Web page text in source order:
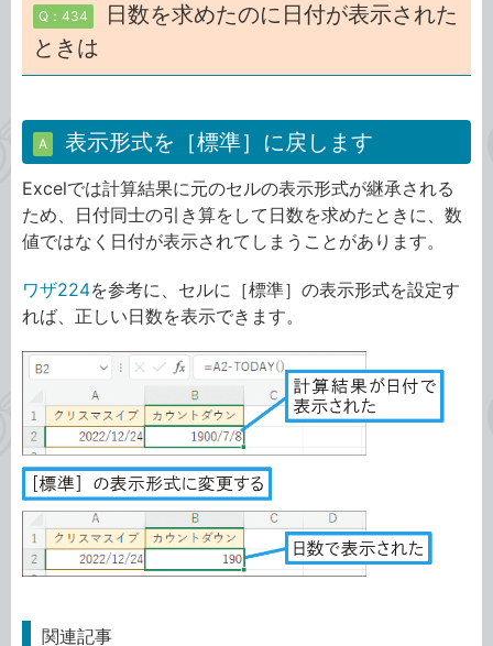
Q：434
日数を求めたのに日付が表示された
ときは
A 表示形式を［標準］に戻します
Excelでは計算結果に元のセルの表示形式が継承される
ため、日付同士の引き算をして日数を求めたときに、数
値ではなく日付が表示されてしまうことがあります。
ワザ224を参考に、セルに［標準］の表示形式を設定す
れば、正しい日数を表示できます。
関連記事